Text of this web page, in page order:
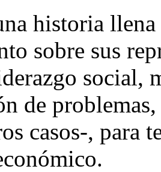
historia
sobre sus
social,
de
casos-, para